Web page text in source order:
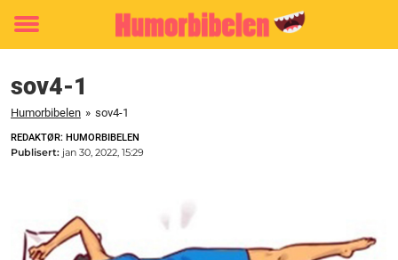
Toggle
sov4-1
Humorbibelen » sov4-1
REDAKTØR: HUMORBIBELEN
Publisert: jan 30, 2022, 15:29